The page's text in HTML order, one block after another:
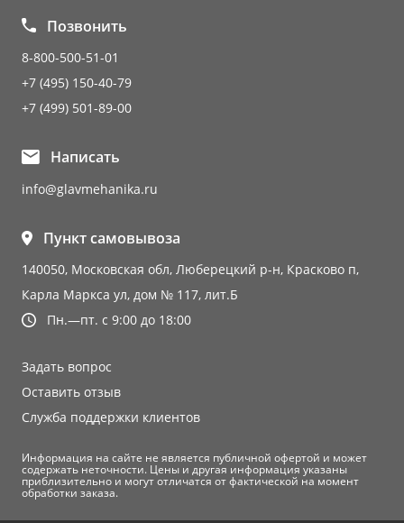
Позвонить
8-800-500-51-01
+7 (495) 150-40-79
+7 (499) 501-89-00
Написать
info@glavmehanika.ru
Пункт самовывоза
140050, Московская обл, Люберецкий р-н, Красково п,
Карла Маркса ул, дом № 117, лит.Б
Пн.—пт. с 9:00 до 18:00
Задать вопрос
Оставить отзыв
Служба поддержки клиентов
Информация на сайте не является публичной офертой и может
содержать неточности. Цены и другая информация указаны
приблизительно и могут отличатся от фактической на момент
обработки заказа.